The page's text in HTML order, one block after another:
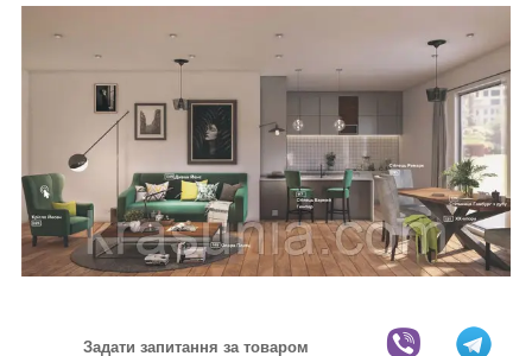
Задати запитання за товаром